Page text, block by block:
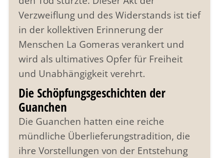
Verzweiflung und des Widerstands ist tief
in der kollektiven Erinnerung der
Menschen La Gomeras verankert und
wird als ultimatives Opfer für Freiheit
und Unabhängigkeit verehrt.
Die Schöpfungsgeschichten der
Guanchen
Die Guanchen hatten eine reiche
mündliche Überlieferungstradition, die
ihre Vorstellungen von der Entstehung